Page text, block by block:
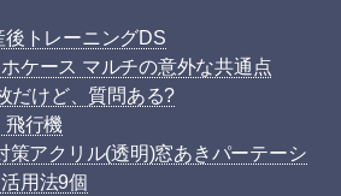
トレーニングDS
ケース マルチの意外な共通点
だけど、質問ある?
飛行機
策アクリル(透明)窓あきパーテーシ
用法9個